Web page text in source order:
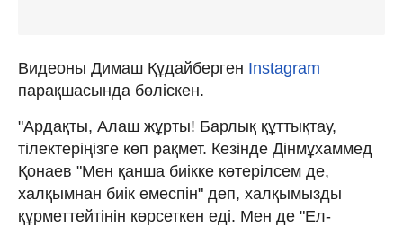
Видеоны Димаш Құдайберген Instagram
парақшасында бөліскен.
"Ардақты, Алаш жұрты! Барлық құттықтау,
тілектеріңізге көп рақмет. Кезінде Дінмұхаммед
Қонаев "Мен қанша биікке көтерілсем де,
халқымнан биік емеспін" деп, халқымызды
құрметтейтінін көрсеткен еді. Мен де "Ел-